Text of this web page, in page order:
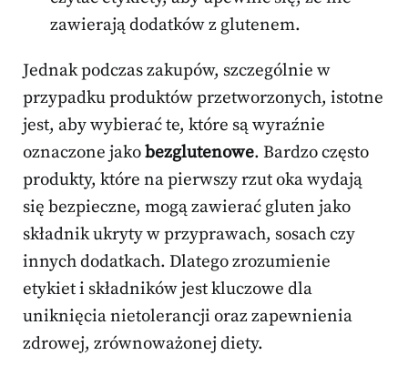
zawierają dodatków z glutenem.
Jednak podczas zakupów, szczególnie w
przypadku produktów przetworzonych, istotne
jest, aby wybierać te, które są wyraźnie
oznaczone jakobezglutenowe. Bardzo często
produkty, które na pierwszy rzut oka wydają
się bezpieczne, mogą zawierać gluten jako
składnik ukryty w przyprawach, sosach czy
innych dodatkach. Dlatego zrozumienie
etykiet i składników jest kluczowe dla
uniknięcia nietolerancji oraz zapewnienia
zdrowej, zrównoważonej diety.